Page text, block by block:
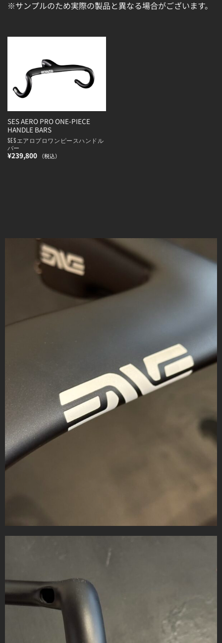
※サンプルのため実際の製品と異なる場合がございます。
SES AERO PRO ONE-PIECE
HANDLE BARS
SESエアロプロワンピースハンドル
バー
¥239,800 （税込）